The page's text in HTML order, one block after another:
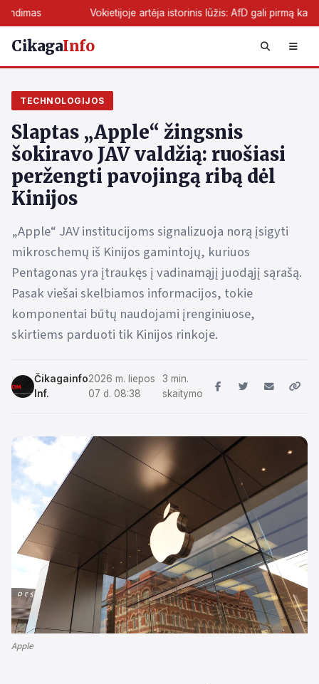
Vokietijoje artėja istorinis lūžis: AfD gali pirmą kartą perimti žemės
CikagaInfo
TECHNOLOGIJOS
Slaptas „Apple“ žingsnis
šokiravo JAV valdžią: ruošiasi
peržengti pavojingą ribą dėl
Kinijos
„Apple“ JAV institucijoms signalizuoja norą įsigyti
mikroschemų iš Kinijos gamintojų, kuriuos
Pentagonas yra įtraukęs į vadinamąjį juodąjį sąrašą.
Pasak viešai skelbiamos informacijos, tokie
komponentai būtų naudojami įrenginiuose,
skirtiems parduoti tik Kinijos rinkoje.
Čikagainfo
Inf.
2026 m. liepos
07 d. 08:38
3 min.
skaitymo
Apple